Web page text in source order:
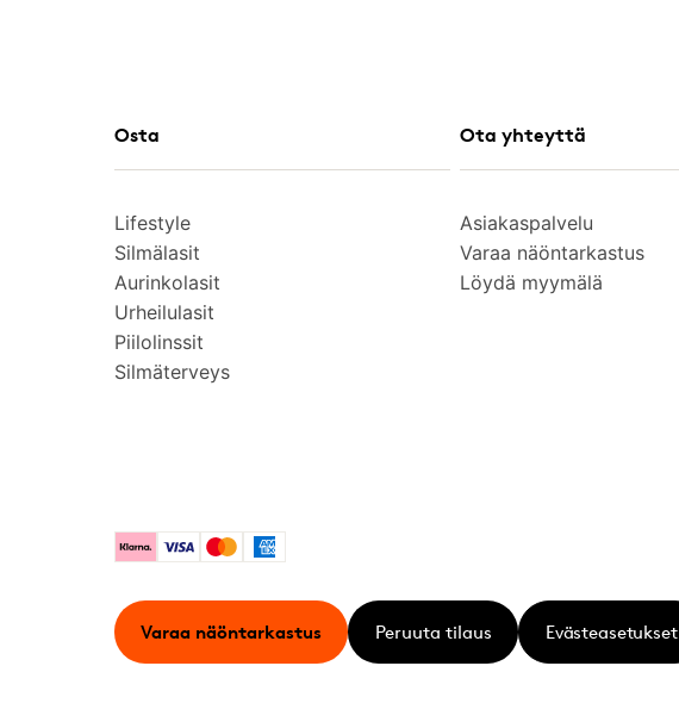
Osta
Lifestyle
Silmälasit
Aurinkolasit
Urheilulasit
Piilolinssit
Silmäterveys
Ota yhteyttä
Asiakaspalvelu
Varaa näöntarkastus
Löydä myymälä
KlarnaVisa MastercardAmerican Express
Varaa näöntarkastus Peruuta tilaus Evästeasetukset